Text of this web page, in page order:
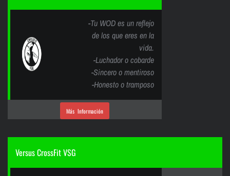
-Tu WOD es un reflejo
de los que eres en la
vida.
-Luchador o cobarde
-Sincero o mentiroso
-Honesto o tramposo
Más Información
Versus CrossFit VSG